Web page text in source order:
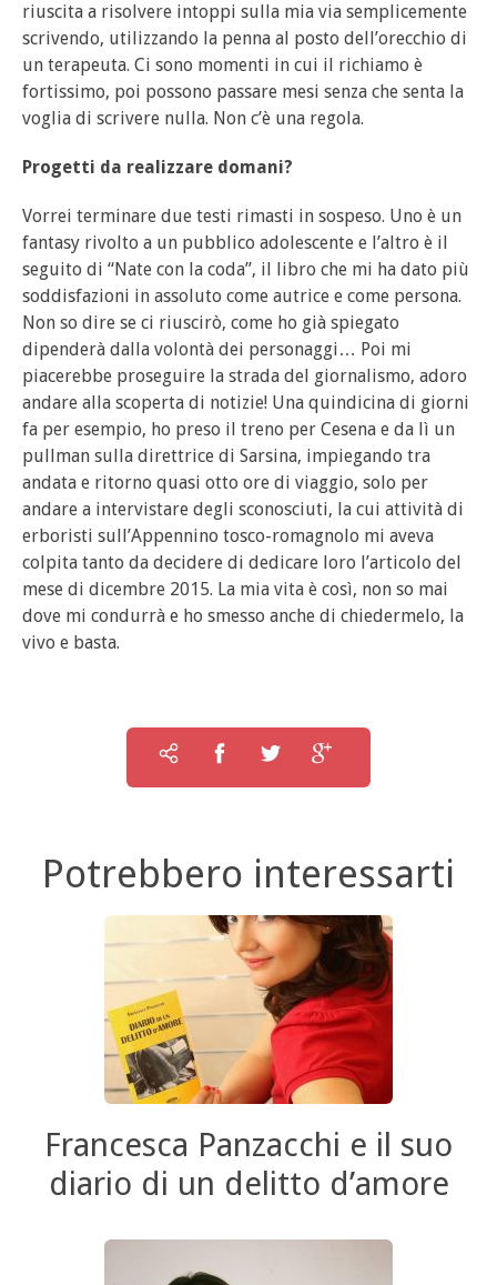
riuscita a risolvere intoppi sulla mia via semplicemente
scrivendo, utilizzando la penna al posto dell’orecchio di
un terapeuta. Ci sono momenti in cui il richiamo è
fortissimo, poi possono passare mesi senza che senta la
voglia di scrivere nulla. Non c’è una regola.
Progetti da realizzare domani?
Vorrei terminare due testi rimasti in sospeso. Uno è un
fantasy rivolto a un pubblico adolescente e l’altro è il
seguito di “Nate con la coda”, il libro che mi ha dato più
soddisfazioni in assoluto come autrice e come persona.
Non so dire se ci riuscirò, come ho già spiegato
dipenderà dalla volontà dei personaggi… Poi mi
piacerebbe proseguire la strada del giornalismo, adoro
andare alla scoperta di notizie! Una quindicina di giorni
fa per esempio, ho preso il treno per Cesena e da lì un
pullman sulla direttrice di Sarsina, impiegando tra
andata e ritorno quasi otto ore di viaggio, solo per
andare a intervistare degli sconosciuti, la cui attività di
erboristi sull’Appennino tosco-romagnolo mi aveva
colpita tanto da decidere di dedicare loro l’articolo del
mese di dicembre 2015. La mia vita è così, non so mai
dove mi condurrà e ho smesso anche di chiedermelo, la
vivo e basta.
Potrebbero interessarti
Francesca Panzacchi e il suo
diario di un delitto d’amore